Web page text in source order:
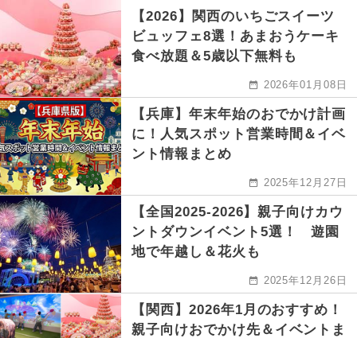
【2026】関西のいちごスイーツ
ビュッフェ8選！あまおうケーキ
食べ放題＆5歳以下無料も
2026年01月08日
【兵庫】年末年始のおでかけ計画
に！人気スポット営業時間＆イベ
ント情報まとめ
2025年12月27日
【全国2025-2026】親子向けカウ
ントダウンイベント5選！ 遊園
地で年越し＆花火も
2025年12月26日
【関西】2026年1月のおすすめ！
親子向けおでかけ先＆イベントま